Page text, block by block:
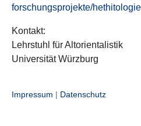
forschungsprojekte/
Kontakt:
Lehrstuhl für Altorientalistik
Universität Würzburg
Impressum | Datenschutz